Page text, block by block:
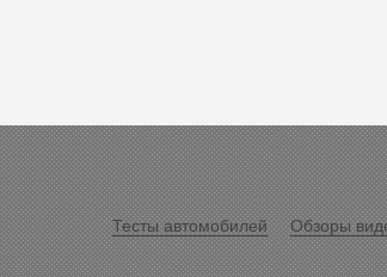
Тесты автомобилей Обзоры